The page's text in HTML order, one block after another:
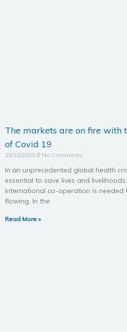
The markets are on fire with
of Covid 19
30/10/2020 No Comments
In an unprecedented global health
essential to save lives and
international co-operation is needed
flowing. In the
Read More »